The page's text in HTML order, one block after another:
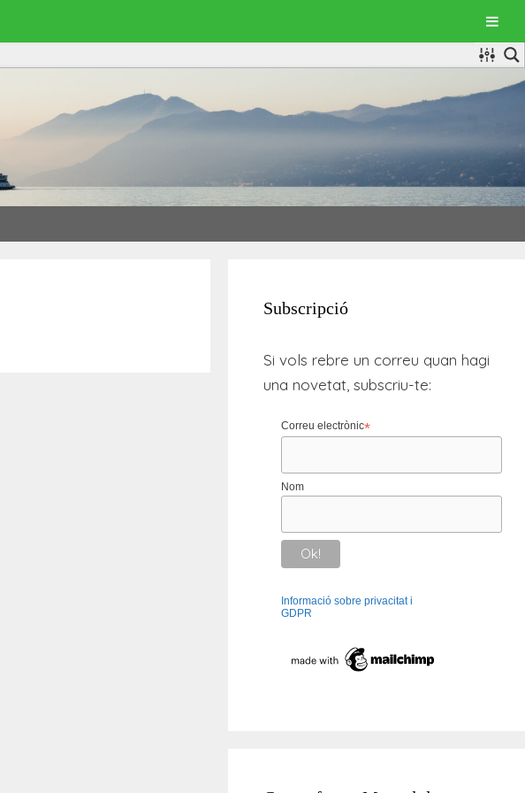
Subscripció
Si vols rebre un correu quan hagi
una novetat, subscriu-te:
Correu electrònic*
Nom
Informació sobre privacitat i
GDPR